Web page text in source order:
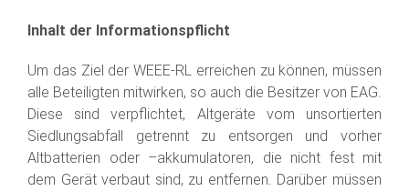
Inhalt der Informationspflicht
Um das Ziel der WEEE-RL erreichen zu können, müssen
alle Beteiligten mitwirken, so auch die Besitzer von EAG.
Diese sind verpflichtet, Altgeräte vom unsortierten
Siedlungsabfall getrennt zu entsorgen und vorher
Altbatterien oder –akkumulatoren, die nicht fest mit
dem Gerät verbaut sind, zu entfernen. Darüber müssen